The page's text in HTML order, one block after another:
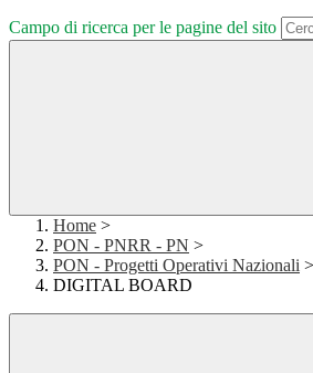
Campo di ricerca per le pagine del sito
Home >
PON - PNRR - PN >
PON - Progetti Operativi Nazionali >
DIGITAL BOARD